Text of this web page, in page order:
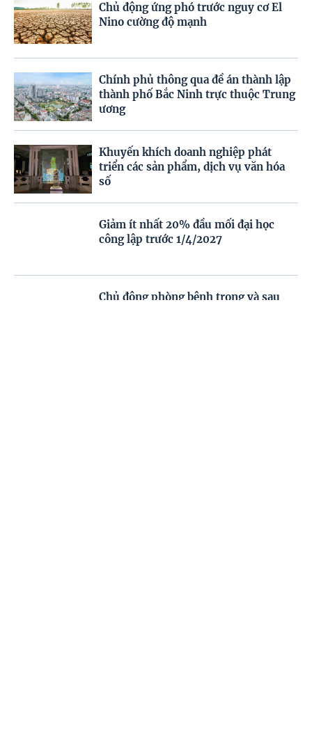
Chủ động ứng phó trước nguy cơ El
Nino cường độ mạnh
Chính phủ thông qua đề án thành lập
thành phố Bắc Ninh trực thuộc Trung
ương
Khuyến khích doanh nghiệp phát
triển các sản phẩm, dịch vụ văn hóa
số
Giảm ít nhất 20% đầu mối đại học
công lập trước 1/4/2027
Chủ động phòng bệnh trong và sau